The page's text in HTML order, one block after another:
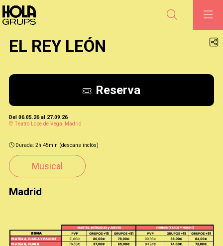
EL REY LEÓN
Reserva
Del 06.05.26 al 27.09.26
Teatro Lope de Vega, Madrid
Durada: 2h 45min (descans inclòs)
Musical
Madrid